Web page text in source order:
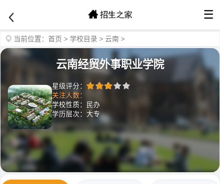
☰
当前位置： 首页 > 学校目录 > 云南 >
云南经贸外事职业学院
星级评分：
关注人数：
学校性质：民办
学历层次：大专